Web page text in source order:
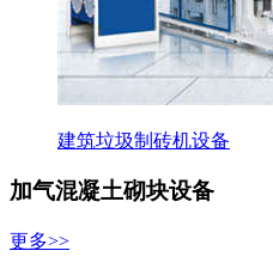
建筑垃圾制砖机设备
加气混凝土砌块设备
更多>>